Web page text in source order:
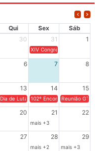
Qui Sex
Sáb
30 31 1
XIV Congresso Brasileiro
6 7 8
13 14 15
Dia de Luta em Defesa de Cuba e da
102º Encontro da
Reunião
20 21 22
mais +3
27 28 29
mais +2 mais +3